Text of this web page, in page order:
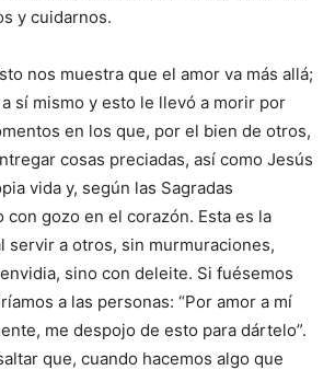
y cuidarnos.
nos muestra que el amor va más allá;
sí mismo y esto le llevó a morir por
en los que, por el bien de otros,
cosas preciadas, así como Jesús
vida y, según las Sagradas
con gozo en el corazón. Esta es la
servir a otros, sin murmuraciones,
sino con deleite. Si fuésemos
a las personas: “Por amor a mí
me despojo de esto para dártelo”.
que, cuando hacemos algo que